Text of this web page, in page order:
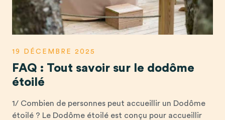
19 DÉCEMBRE 2025
FAQ : Tout savoir sur le dodôme
étoilé
1/ Combien de personnes peut accueillir un Dodôme
étoilé ? Le Dodôme étoilé est conçu pour accueillir